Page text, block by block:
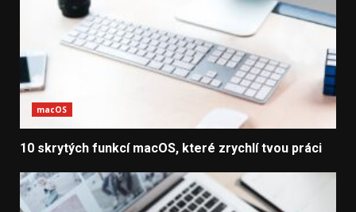
macOS
10 skrytých funkcí macOS, které zrychlí tvou práci